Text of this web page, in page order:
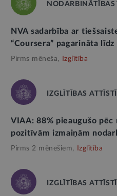
NODARBINĀTĪBAS
NVA sadarbība ar
“Coursera” pagarināta
Pirms mēneša, Izglītība
IZGLĪTĪBAS
VIAA: 88% pieaugušo pēc
pozitīvām izmaiņām
Pirms 2 mēnešiem, Izglītība
IZGLĪTĪBAS